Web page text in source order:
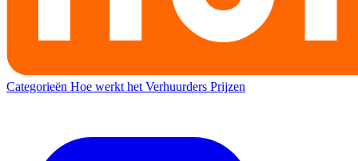
Categorieën Hoe werkt het Verhuurders Prijzen